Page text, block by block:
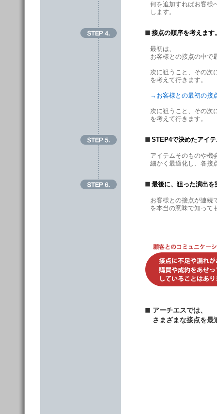
何を追加すればお客様
します。
接点の順序を考えます
最初は、
お客様との接点の中で
次に狙うこと、その次
を考えて行きます。
→ お客様との最初の接
次に狙うこと、その次
を考えて行きます。
STEP4で決めたアイ
アイテムそのものや機
細かく最適化し、各接
最後に、狙った演出
お客様との接点が連続
を本当の意味で知って
アーチエスでは、
さまざまな接点を最